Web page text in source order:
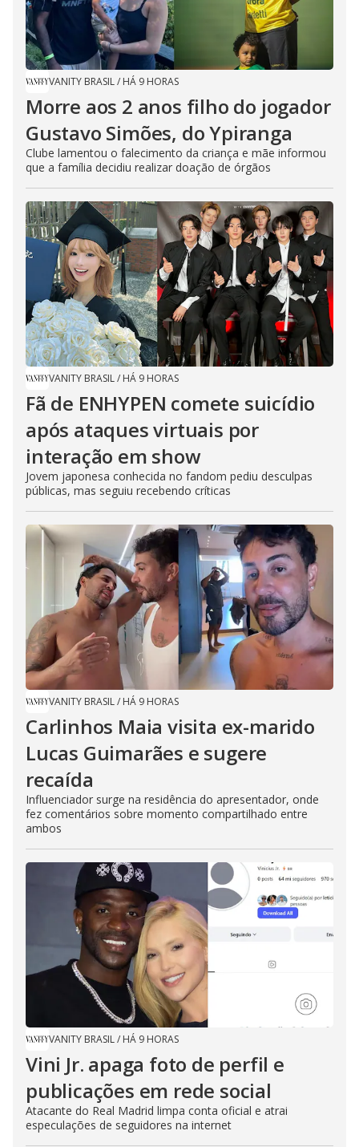
VANITY BRASIL/ HÁ 9 HORAS
Morre aos 2 anos filho do jogador
Gustavo Simões, do Ypiranga
Clube lamentou o falecimento da criança e mãe informou
que a família decidiu realizar doação de órgãos
VANITY BRASIL/ HÁ 9 HORAS
Fã de ENHYPEN comete suicídio
após ataques virtuais por
interação em show
Jovem japonesa conhecida no fandom pediu desculpas
públicas, mas seguiu recebendo críticas
VANITY BRASIL/ HÁ 9 HORAS
Carlinhos Maia visita ex-marido
Lucas Guimarães e sugere
recaída
Influenciador surge na residência do apresentador, onde
fez comentários sobre momento compartilhado entre
ambos
VANITY BRASIL/ HÁ 9 HORAS
Vini Jr. apaga foto de perfil e
publicações em rede social
Atacante do Real Madrid limpa conta oficial e atrai
especulações de seguidores na internet